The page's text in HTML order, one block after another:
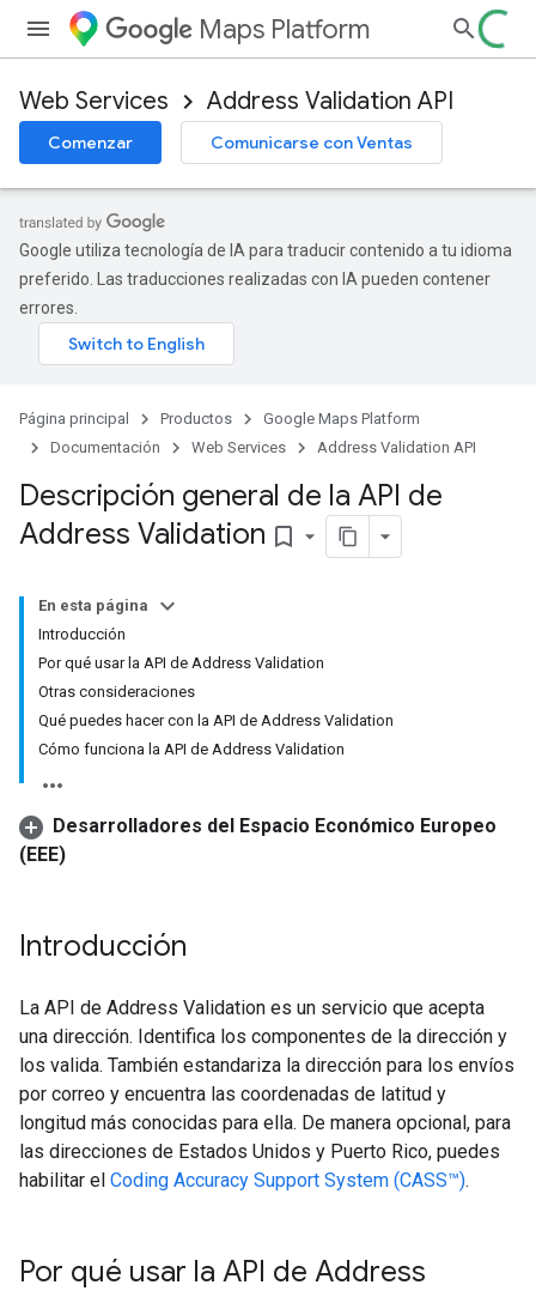
Maps Platform
Web Services Address Validation API
Comenzar Comunicarse con Ventas
Google utiliza tecnología de IA para traducir contenido a tu idioma
preferido. Las traducciones realizadas con IA pueden contener
errores.
Página principal Productos
Google Maps Platform
Documentación
Web Services Address Validation API
Descripción general de la API de
Address Validation bookmark_border
En esta página
Introducción
Por qué usar la API de Address Validation
Otras consideraciones
Qué puedes hacer con la API de Address Validation
Cómo funciona la API de Address Validation
Desarrolladores del Espacio Económico Europeo
(EEE)
Introducción
La API de Address Validation es un servicio que acepta
una dirección. Identifica los componentes de la dirección y
los valida. También estandariza la dirección para los envíos
por correo y encuentra las coordenadas de latitud y
longitud más conocidas para ella. De manera opcional, para
las direcciones de Estados Unidos y Puerto Rico, puedes
habilitar el Coding Accuracy Support System (CASS™).
Por qué usar la API de Address